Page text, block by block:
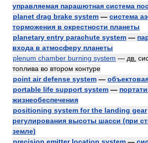
управляемая парашютная система
planet drag brake system — система
торможения в окрестности планеты
planetary entry parachute system —
входа в атмосферу планеты
plenum chamber burning system — дв.
топлива во втором контуре
point air defense system —
portable life support system —
жизнеобеспечения
positioning system for the landing gear
регулирования высоты шасси (при
земле)